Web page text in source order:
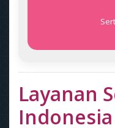
Layanan
Indonesia